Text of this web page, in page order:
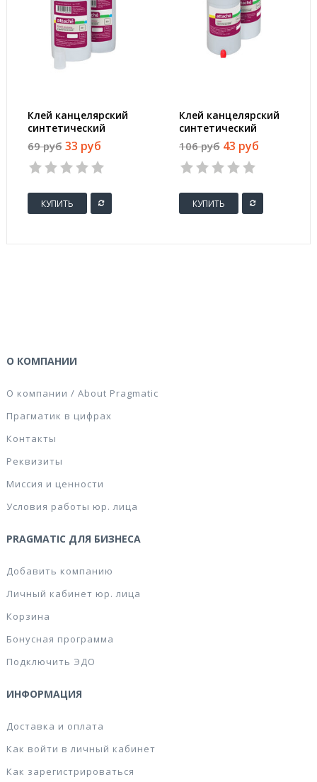
Клей канцелярский
синтетический
Attache 85 мл
металлический
роллер
69 руб 33 руб
КУПИТЬ
Клей канцелярский
синтетический
Attache 150 мл
пластиковый
аппликатор
106 руб 43 руб
КУПИТЬ
О КОМПАНИИ
О компании / About Pragmatic
Прагматик в цифрах
Контакты
Реквизиты
Миссия и ценности
Условия работы юр. лица
PRAGMATIC ДЛЯ БИЗНЕСА
Добавить компанию
Личный кабинет юр. лица
Корзина
Бонусная программа
Подключить ЭДО
ИНФОРМАЦИЯ
Доставка и оплата
Как войти в личный кабинет
Как зарегистрироваться